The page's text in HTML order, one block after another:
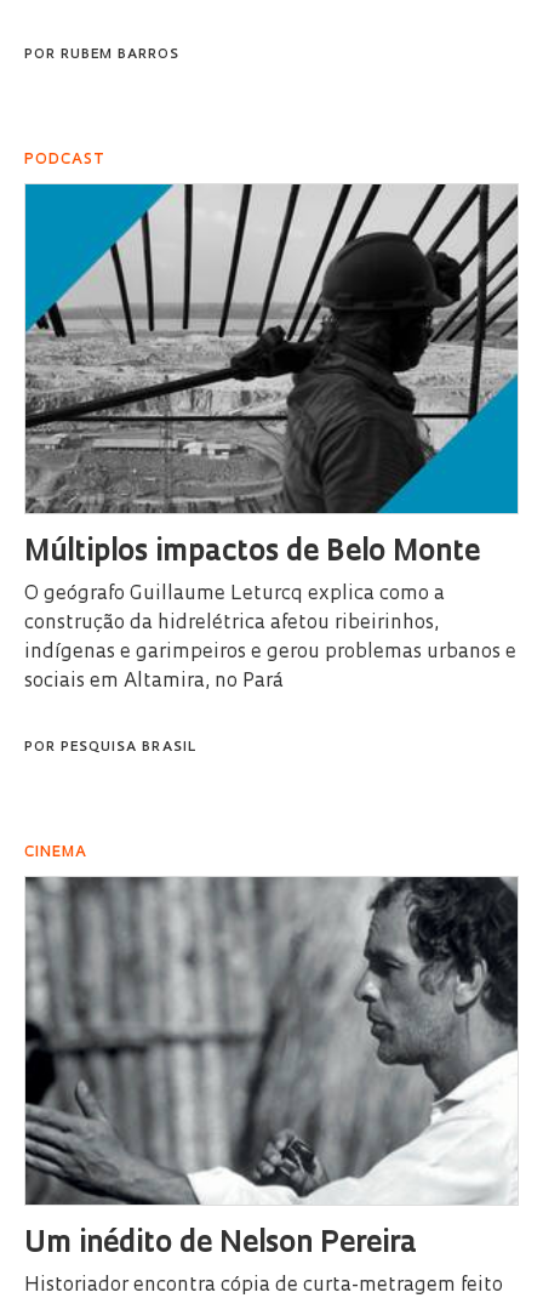
POR RUBEM BARROS
PODCAST
Múltiplos impactos de Belo Monte
O geógrafo Guillaume Leturcq explica como a
construção da hidrelétrica afetou ribeirinhos,
indígenas e garimpeiros e gerou problemas urbanos e
sociais em Altamira, no Pará
POR PESQUISA BRASIL
CINEMA
Um inédito de Nelson Pereira
Historiador encontra cópia de curta-metragem feito